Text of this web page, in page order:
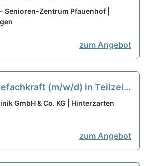
in Teilzeit – Wir
Zuwachs in unserem Team!
Senioren-Zentrum Pfauenhof |
zum Angebot
(m/w/d) in Teilzeit
uns startet Ihre Karriere! neu
GmbH & Co. KG | Hinterzarten
zum Angebot